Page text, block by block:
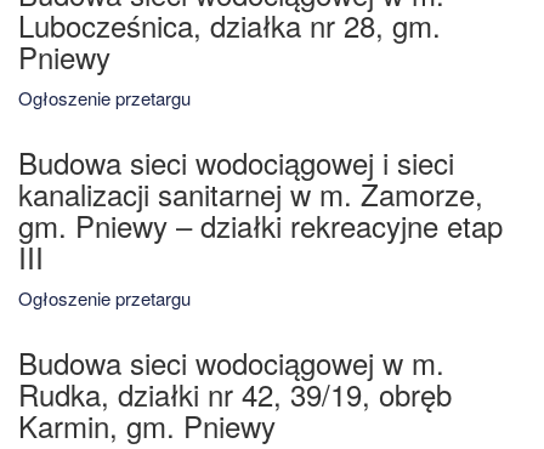
Lubocześnica, działka nr 28, gm.
Pniewy
Ogłoszenie przetargu
Budowa sieci wodociągowej i sieci
kanalizacji sanitarnej w m. Zamorze,
gm. Pniewy – działki rekreacyjne etap
III
Ogłoszenie przetargu
Budowa sieci wodociągowej w m.
Rudka, działki nr 42, 39/19, obręb
Karmin, gm. Pniewy